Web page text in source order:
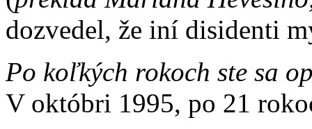
dozvedel, že iní disidenti
Po koľkých rokoch ste sa
V októbri 1995, po 21